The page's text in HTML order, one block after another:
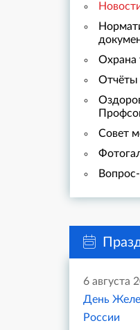
Охрана
Совет
6 августа
День
России